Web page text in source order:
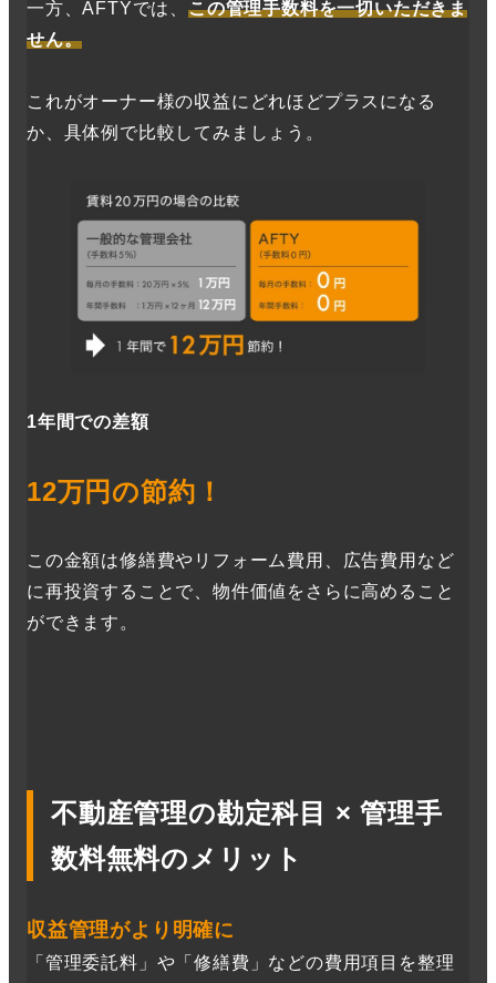
一方、AFTYでは、 この管理手数料を一切いただきま
せん。
これがオーナー様の収益にどれほどプラスになる
か、具体例で比較してみましょう。
1年間での差額
12万円の節約！
この金額は修繕費やリフォーム費用、広告費用など
に再投資することで、物件価値をさらに高めること
ができます。
不動産管理の勘定科目 × 管理手
数料無料のメリット
収益管理がより明確に
「管理委託料」や「修繕費」などの費用項目を整理